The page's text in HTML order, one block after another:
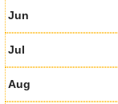
Jun
Jul
Aug